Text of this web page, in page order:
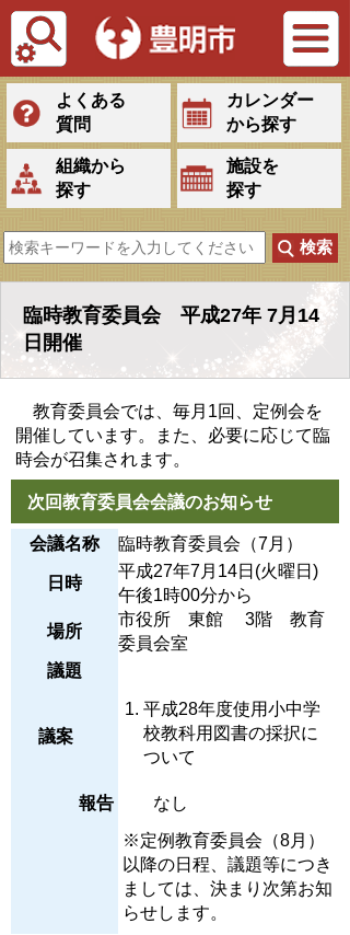
Tiếng Việt
よくある
質問
カレンダー
から探す
組織から
探す
施設を
探す
臨時教育委員会 平成27年 7月14
日開催
教育委員会では、毎月1回、定例会を
開催しています。また、必要に応じて臨
時会が召集されます。
次回教育委員会会議のお知らせ
会議名称 臨時教育委員会（7月）
日時
平成27年7月14日(火曜日)
午後1時00分から
場所
市役所 東館 3階 教育
委員会室
議題
議案
平成28年度使用小中学
校教科用図書の採択に
ついて
報告
なし
※定例教育委員会（8月）
以降の日程、議題等につき
ましては、決まり次第お知
らせします。